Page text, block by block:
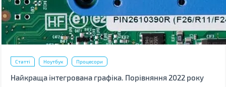
Статті Ноутбук Процесори
Найкраща інтегрована графіка. Порівняння 2022 року